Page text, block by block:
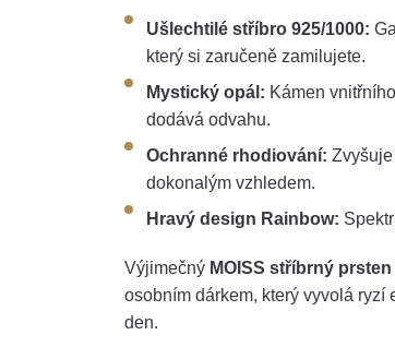
Ušlechtilé stříbro 925/1000:
který si zaručeně zamilujete.
Mystický opál: Kámen
dodává odvahu.
Ochranné rhodiování:
dokonalým vzhledem.
Hravý design Rainbow:
Výjimečný MOISS stříbrný
osobním dárkem, který vyvolá ryzí
den.